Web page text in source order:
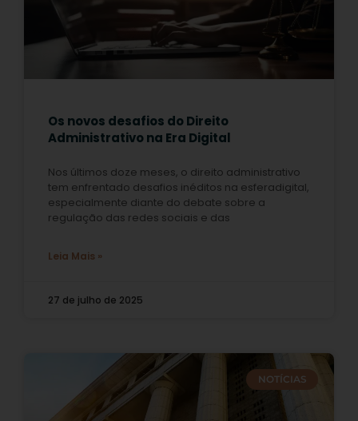
Os novos desafios do Direito
Administrativo na Era Digital
Nos últimos doze meses, o direito administrativo
tem enfrentado desafios inéditos na esferadigital,
especialmente diante do debate sobre a
regulação das redes sociais e das
Leia Mais »
27 de julho de 2025
NOTÍCIAS